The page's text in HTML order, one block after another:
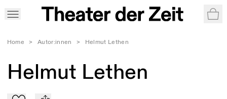
Home > Autor:innen > Helmut Lethen
Helmut Lethen